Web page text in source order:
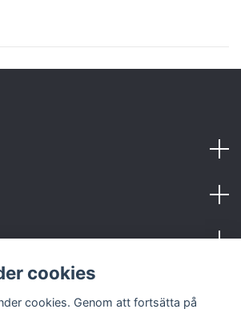
cookies
cookies. Genom att fortsätta på